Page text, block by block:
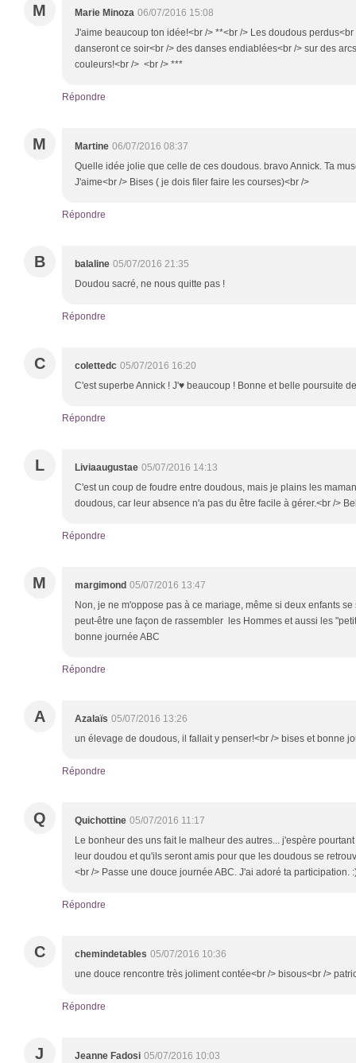
M Marie Minoza 06/07/2016 15:08
J'aime beaucoup ton idée!<br /> **<br /> Les doudous
danseront ce soir<br /> des danses endiablées<br /> sur des
couleurs!<br /> <br /> ***
Répondre
M Martine 06/07/2016 08:37
Quelle idée jolie que celle de ces doudous. bravo Annick. Ta
J'aime<br /> Bises ( je dois filer faire les courses)<br />
Répondre
B balaline 05/07/2016 21:35
Doudou sacré, ne nous quitte pas !
Répondre
C colettedc 05/07/2016 16:20
C'est superbe Annick ! J'♥ beaucoup ! Bonne et belle poursuite
Répondre
L Liviaaugustae 05/07/2016 14:13
C'est un coup de foudre entre doudous, mais je plains les
doudous, car leur absence n'a pas du être facile à gérer.<br />
Répondre
M margimond 05/07/2016 13:47
Non, je ne m'oppose pas à ce mariage, même si deux enfants
peut-être une façon de rassembler les Hommes et aussi les
bonne journée ABC
Répondre
A Azalaïs 05/07/2016 13:26
un élevage de doudous, il fallait y penser!<br /> bises et bonne
Répondre
Q Quichottine 05/07/2016 11:17
Le bonheur des uns fait le malheur des autres... j'espère
leur doudou et qu'ils seront amis pour que les doudous se
<br /> Passe une douce journée ABC. J'ai adoré ta participation.
Répondre
C chemindetables 05/07/2016 10:36
une douce rencontre très joliment contée<br /> bisous<br />
Répondre
J Jeanne Fadosi 05/07/2016 10:03